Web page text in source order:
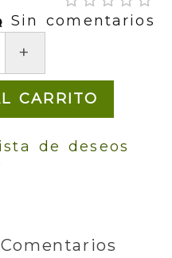
Sin comentarios
+
CARRITO
de deseos
Comentarios